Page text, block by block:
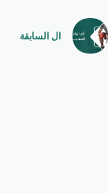
ال السابقة